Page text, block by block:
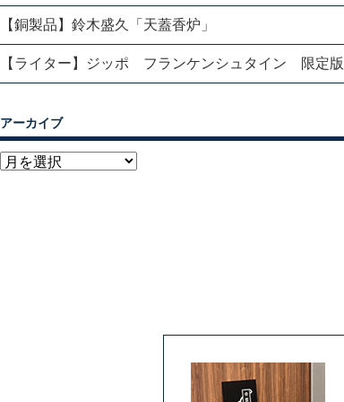
【銅製品】鈴木盛久「天蓋香炉」
【ライター】ジッポ フランケンシュタイン 限定版
アーカイブ